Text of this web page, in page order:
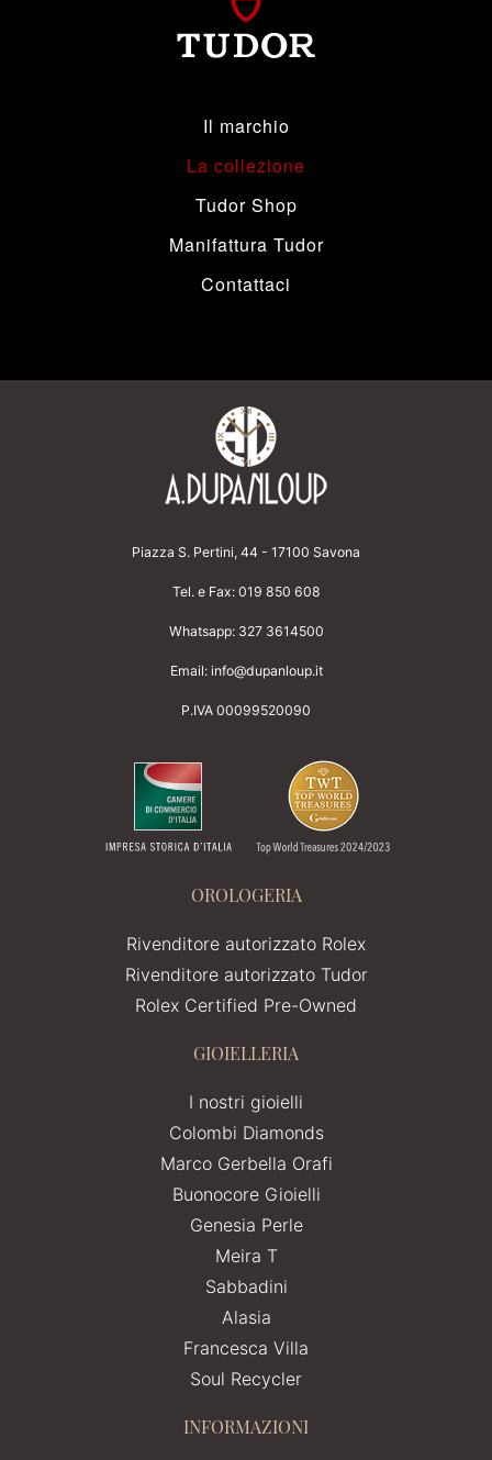
Il marchio
La collezione
Tudor Shop
Manifattura Tudor
Contattaci
Piazza S. Pertini, 44 - 17100 Savona
Tel. e Fax: 019 850 608
Whatsapp: 327 3614500
Email: info@dupanloup.it
P.IVA 00099520090
OROLOGERIA
Rivenditore autorizzato Rolex
Rivenditore autorizzato Tudor
Rolex Certified Pre-Owned
GIOIELLERIA
I nostri gioielli
Colombi Diamonds
Marco Gerbella Orafi
Buonocore Gioielli
Genesia Perle
Meira T
Sabbadini
Alasia
Francesca Villa
Soul Recycler
INFORMAZIONI